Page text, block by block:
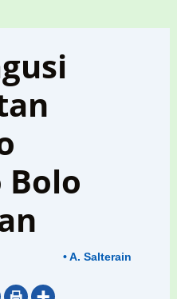
Bolo
• A. Salterain